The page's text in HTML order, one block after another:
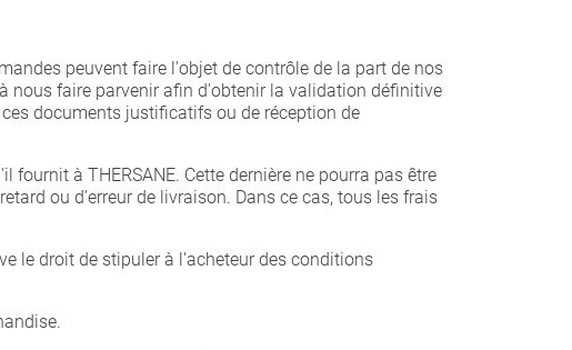
peuvent faire l'objet de contrôle de la part de nos
nous faire parvenir afin d'obtenir la validation définitive
documents justificatifs ou de réception de
à THERSANE. Cette dernière ne pourra pas être
ou d'erreur de livraison. Dans ce cas, tous les frais
le droit de stipuler à l'acheteur des conditions